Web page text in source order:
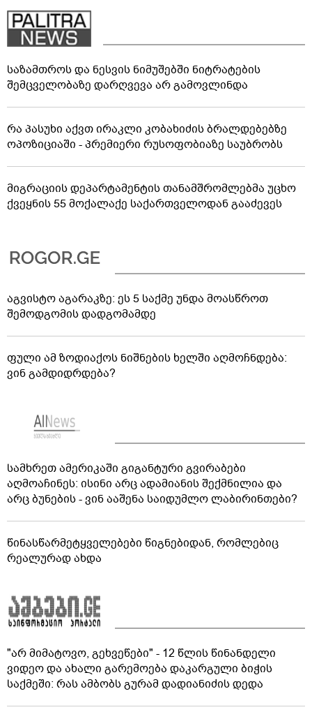
საზამთროს და ნესვის ნიმუშებში ნიტრატების
შემცველობაზე დარღვევა არ გამოვლინდა
რა პასუხი აქვთ ირაკლი კობახიძის ბრალდებებზე
ოპოზიციაში - პრემიერი რუსოფობიაზე საუბრობს
მიგრაციის დეპარტამენტის თანამშრომლებმა უცხო
ქვეყნის 55 მოქალაქე საქართველოდან გააძევეს
აგვისტო აგარაკზე: ეს 5 საქმე უნდა მოასწროთ
შემოდგომის დადგომამდე
ფული ამ ზოდიაქოს ნიშნების ხელში აღმოჩნდება:
ვინ გამდიდრდება?
სამხრეთ ამერიკაში გიგანტური გვირაბები
აღმოაჩინეს: ისინი არც ადამიანის შექმნილია და
არც ბუნების - ვინ ააშენა საიდუმლო ლაბირინთები?
წინასწარმეტყველებები წიგნებიდან, რომლებიც
რეალურად ახდა
"არ მიმატოვო, გეხვეწები" - 12 წლის წინანდელი
ვიდეო და ახალი გარემოება დაკარგული ბიჭის
საქმეში: რას ამბობს გურამ დადიანიძის დედა